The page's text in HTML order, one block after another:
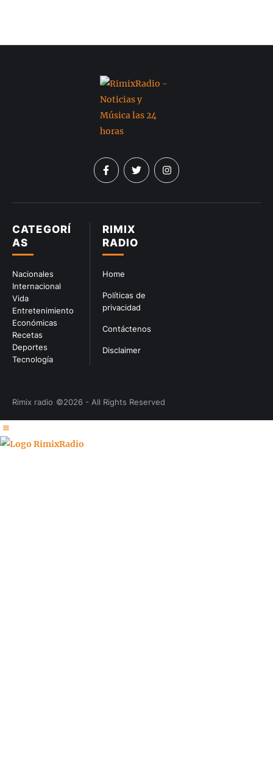
RIMIX
RADIO
Home
Políticas de
privacidad
Contáctenos
Disclaimer
CATEGORÍ
AS
Nacionales
Internacional
Vida
Entretenimiento
Económicas
Recetas
Deportes
Tecnología
Rimix radio ©2026 - All Rights Reserved